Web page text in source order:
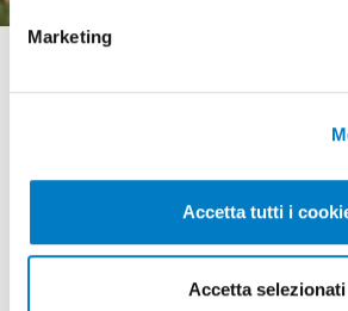
Marketing
Accetta tutti i
Accetta selezionati
GLI
della meccanizzazione